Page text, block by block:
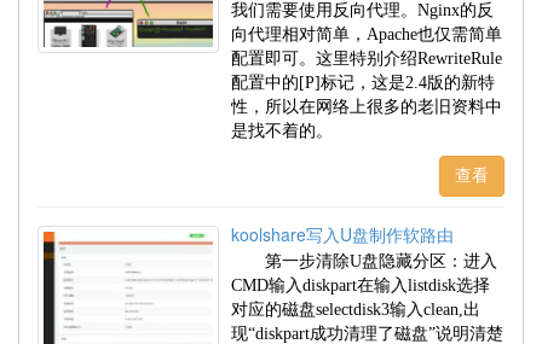
我们需要使用反向代理。Nginx的反
向代理相对简单，Apache也仅需简单
配置即可。这里特别介绍RewriteRule
配置中的[P]标记，这是2.4版的新特
性，所以在网络上很多的老旧资料中
是找不着的。
查看
koolshare写入U盘制作软路由
第一步清除U盘隐藏分区：进入
CMD输入diskpart在输入listdisk选择
对应的磁盘selectdisk3输入clean,出
现“diskpart成功清理了磁盘”说明清楚